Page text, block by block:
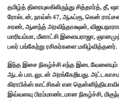
தமிழ்த் திரையுலகிலிருந்து சித்தார்த்,
ரோல்டன், நாவ்ஸ் 47, ஆஃப்ரூ, கென் ராய்சன்,
சரண், ஆனந்த் அரவிந்தாக்ஷன்,
மாரியம்மா, மீனாட்சி இளையராஜா,
பலர் பங்கேற்று ரசிகர்களை மகிழ்வித்தனர்.
இந்த இசை நிகழ்ச்சி எந்த
ஆடல் பாடலுடன் அரங்கேறியது.
கிராபிக்ஸ் காட்சிகள் என
இவ்வளவு பிரம்மாண்டமான நிகழ்ச்சி,